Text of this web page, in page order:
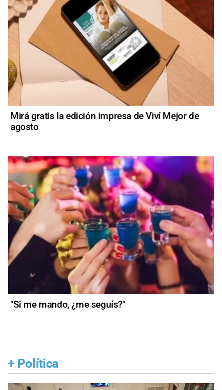
Mirá gratis la edición impresa de Viví Mejor de
agosto
"Si me mando, ¿me seguís?"
+ Política